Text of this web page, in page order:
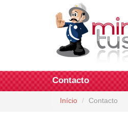
Contacto
Início Contacto